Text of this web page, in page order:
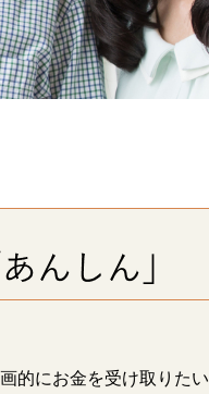
的にお金を受け取りたい